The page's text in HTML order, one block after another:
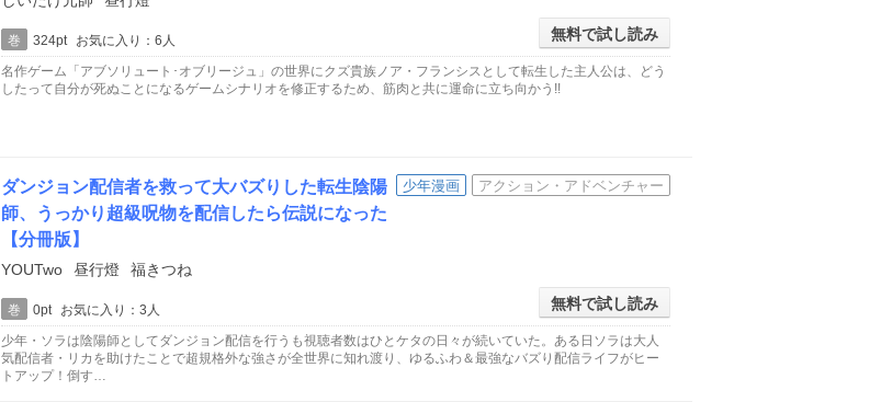
無料で試し読み
巻 324pt
お気に入り：6人
名作ゲーム「アブソリュート･オブリージュ」の世界にクズ貴族ノア・フランシスとして転生した主人公は、どう
したって自分が死ぬことになるゲームシナリオを修正するため、筋肉と共に運命に立ち向かう!!
少年漫画 アクション・アドベンチャー
ダンジョン配信者を救って大バズりした転生陰陽
師、うっかり超級呪物を配信したら伝説になった
【分冊版】
YOUTwo 昼行燈
福きつね
無料で試し読み
巻 0pt
お気に入り：3人
少年・ソラは陰陽師としてダンジョン配信を行うも視聴者数はひとケタの日々が続いていた。ある日ソラは大人
気配信者・リカを助けたことで超規格外な強さが全世界に知れ渡り、ゆるふわ＆最強なバズり配信ライフがヒー
トアップ！倒す…